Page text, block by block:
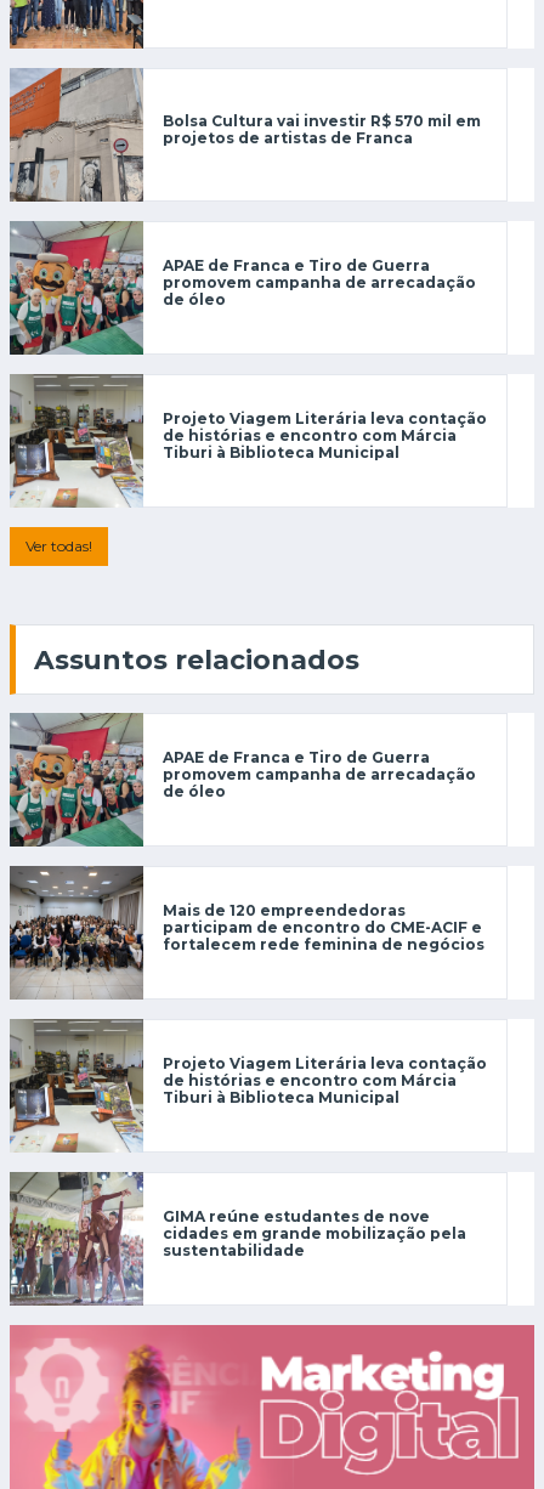
Bolsa Cultura vai investir R$ 570 mil em
projetos de artistas de Franca
APAE de Franca e Tiro de Guerra
promovem campanha de arrecadação
de óleo
Projeto Viagem Literária leva contação
de histórias e encontro com Márcia
Tiburi à Biblioteca Municipal
Ver todas!
Assuntos relacionados
APAE de Franca e Tiro de Guerra
promovem campanha de arrecadação
de óleo
Mais de 120 empreendedoras
participam de encontro do CME-ACIF e
fortalecem rede feminina de negócios
Projeto Viagem Literária leva contação
de histórias e encontro com Márcia
Tiburi à Biblioteca Municipal
GIMA reúne estudantes de nove
cidades em grande mobilização pela
sustentabilidade